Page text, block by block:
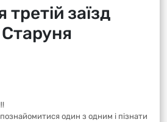
заїзд
один з одним і пізнати